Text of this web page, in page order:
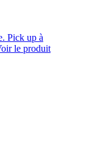
Pick up à
le produit